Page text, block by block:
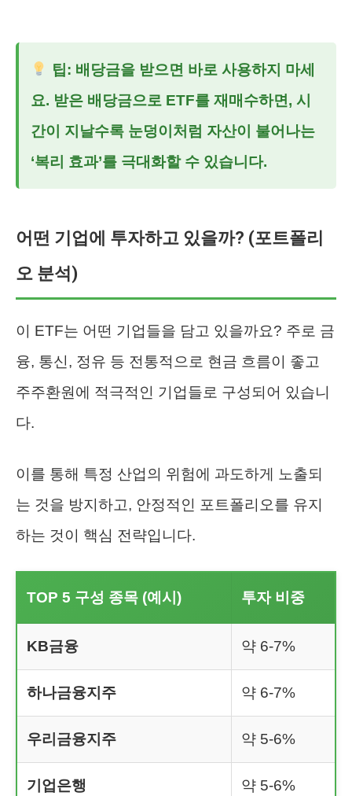
팁: 배당금을 받으면 바로 사용하지 마세
요. 받은 배당금으로 ETF를 재매수하면, 시
간이 지날수록 눈덩이처럼 자산이 불어나는
‘복리 효과’를 극대화할 수 있습니다.
어떤 기업에 투자하고 있을까? (포트폴리
오 분석)
이 ETF는 어떤 기업들을 담고 있을까요? 주로 금
융, 통신, 정유 등 전통적으로 현금 흐름이 좋고
주주환원에 적극적인 기업들로 구성되어 있습니
다.
이를 통해 특정 산업의 위험에 과도하게 노출되
는 것을 방지하고, 안정적인 포트폴리오를 유지
하는 것이 핵심 전략입니다.
TOP 5 구성 종목 (예시) 투자 비중
KB금융 약 6-7%
하나금융지주 약 6-7%
우리금융지주 약 5-6%
기업은행 약 5-6%